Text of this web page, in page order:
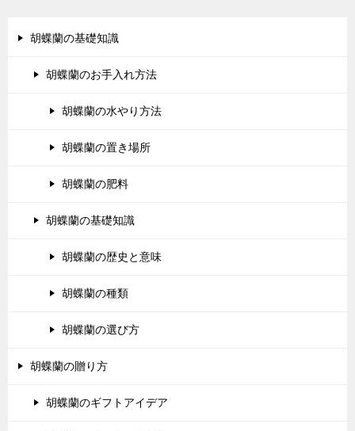
胡蝶蘭の基礎知識
胡蝶蘭のお手入れ方法
胡蝶蘭の水やり方法
胡蝶蘭の置き場所
胡蝶蘭の肥料
胡蝶蘭の基礎知識
胡蝶蘭の歴史と意味
胡蝶蘭の種類
胡蝶蘭の選び方
胡蝶蘭の贈り方
胡蝶蘭のギフトアイデア